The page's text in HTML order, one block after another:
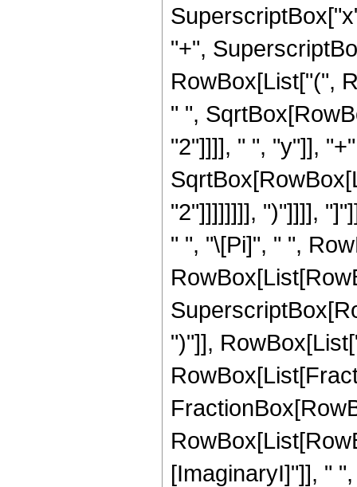
"+",
RowBox[List["(",
" ",
"2"]]]], " ", "y"]],
"2"]]]]]]]], ")"]]]],
" ", "\[Pi]", " ",
")"]],
[ImaginaryI]"]], "